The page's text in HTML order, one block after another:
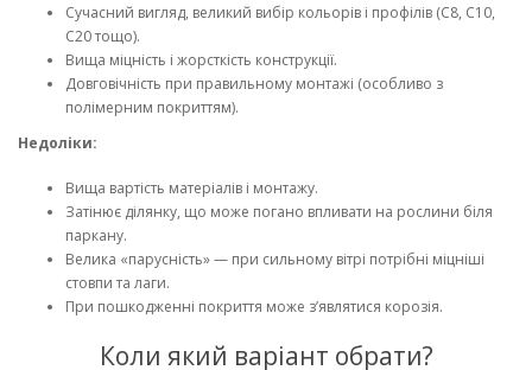
Сучасний вигляд, великий вибір кольорів і профілів (С8, С10,
С20 тощо).
Вища міцність і жорсткість конструкції.
Довговічність при правильному монтажі (особливо з
полімерним покриттям).
Недоліки:
Вища вартість матеріалів і монтажу.
Затінює ділянку, що може погано впливати на рослини біля
паркану.
Велика «парусність» — при сильному вітрі потрібні міцніші
стовпи та лаги.
При пошкодженні покриття може з’являтися корозія.
Коли який варіант обрати?